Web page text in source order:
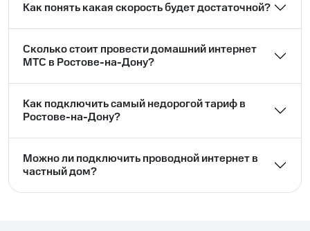
Как понять какая скорость будет достаточной?
Сколько стоит провести домашний интернет
МТС в Ростове-на-Дону?
Как подключить самый недорогой тариф в
Ростове-на-Дону?
Можно ли подключить проводной интернет в
частный дом?⁣⁣